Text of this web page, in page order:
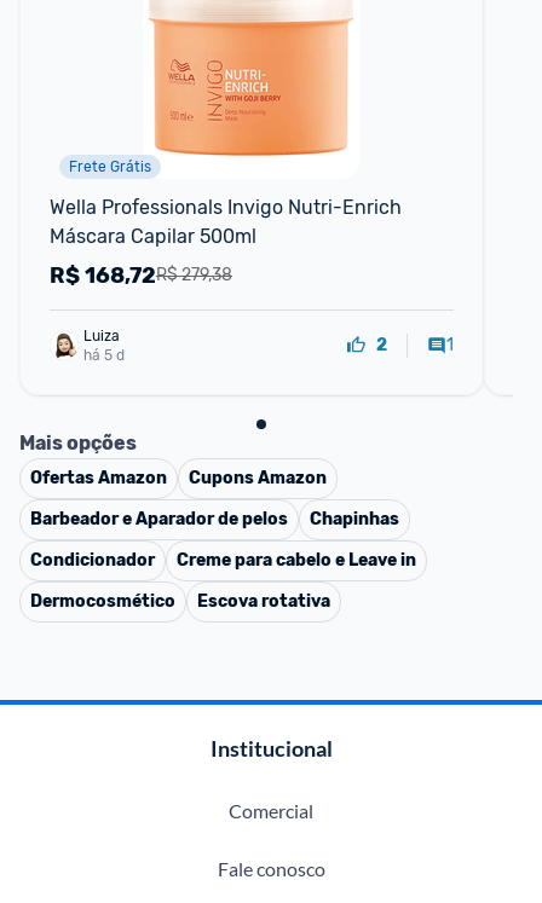
Frete Grátis
Wella Professionals Invigo Nutri-Enrich
Máscara Capilar 500ml
R$ 279,38
R$168,72
Luiza
há 5 d
2 1
Mais opções
OfertasAmazon CuponsAmazon
Barbeador e Aparador de pelos
Chapinhas
Condicionador
Creme para cabelo e Leave in
Dermocosmético
Escova rotativa
Institucional
Comercial
Fale conosco